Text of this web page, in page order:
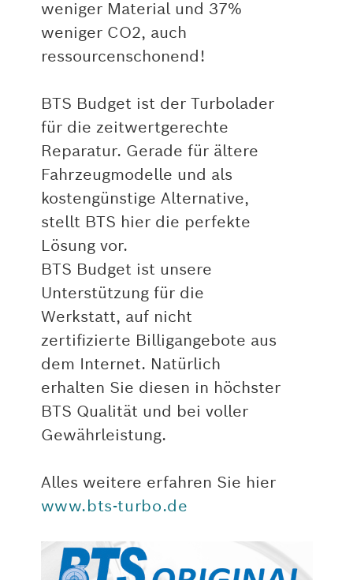
weniger Material und 37%
weniger CO2, auch
ressourcenschonend!
BTS Budget ist der Turbolader
für die zeitwertgerechte
Reparatur. Gerade für ältere
Fahrzeugmodelle und als
kostengünstige Alternative,
stellt BTS hier die perfekte
Lösung vor.
BTS Budget ist unsere
Unterstützung für die
Werkstatt, auf nicht
zertifizierte Billigangebote aus
dem Internet. Natürlich
erhalten Sie diesen in höchster
BTS Qualität und bei voller
Gewährleistung.
Alles weitere erfahren Sie hier
www.bts-turbo.de